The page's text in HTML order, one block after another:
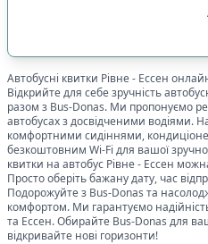
Автобусні квитки Рівне- Ессен
Відкрийте для себе зручність
разом з Bus-Donas. Ми пропонуємо
автобусах з досвідченими водіями.
комфортними сидіннями,
безкоштовним Wi-Fi для вашої
квитки на автобус Рівне- Ессен
Просто оберіть бажану дату, час
Подорожуйте з Bus-Donas та
комфортом. Ми гарантуємо
та Ессен. Обирайте Bus-Donas для
відкривайте нові горизонти!